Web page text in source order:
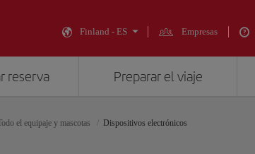
Finland - ES Empresas
reserva Preparar el viaje
el equipaje y mascotas Dispositivos electrónicos